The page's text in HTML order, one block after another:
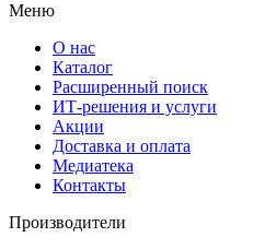
Меню
О нас
Каталог
Расширенный поиск
ИТ-решения и услуги
Акции
Доставка и оплата
Медиатека
Контакты
Производители